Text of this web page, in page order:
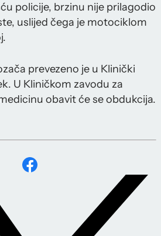
policije, brzinu nije prilagodio
uslijed čega je motociklom
prevezeno je u Klinički
U Kliničkom zavodu za
obavit će se obdukcija.